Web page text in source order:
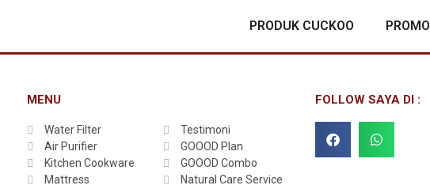
PRODUK CUCKOO
MENU
Water Filter
Air Purifier
Kitchen Cookware
Mattress
Testimoni
GOOOD Plan
GOOOD Combo
Natural Care Service
FOLLOW SAYA DI :